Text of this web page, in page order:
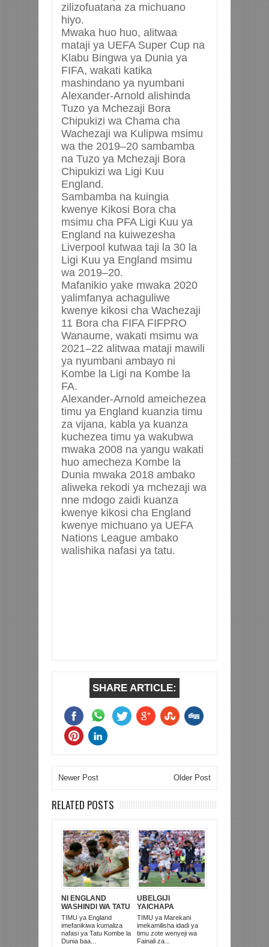
zilizofuatana za michuano
hiyo.
Mwaka huo huo, alitwaa
mataji ya UEFA Super Cup na
Klabu Bingwa ya Dunia ya
FIFA, wakati katika
mashindano ya nyumbani
Alexander-Arnold alishinda
Tuzo ya Mchezaji Bora
Chipukizi wa Chama cha
Wachezaji wa Kulipwa msimu
wa the 2019–20 sambamba
na Tuzo ya Mchezaji Bora
Chipukizi wa Ligi Kuu
England.
Sambamba na kuingia
kwenye Kikosi Bora cha
msimu cha PFA Ligi Kuu ya
England na kuiwezesha
Liverpool kutwaa taji la 30 la
Ligi Kuu ya England msimu
wa 2019–20.
Mafanikio yake mwaka 2020
yalimfanya achaguliwe
kwenye kikosi cha Wachezaji
11 Bora cha FIFA FIFPRO
Wanaume, wakati msimu wa
2021–22 alitwaa mataji mawili
ya nyumbani ambayo ni
Kombe la Ligi na Kombe la
FA.
Alexander-Arnold ameichezea
timu ya England kuanzia timu
za vijana, kabla ya kuanza
kuchezea timu ya wakubwa
mwaka 2008 na yangu wakati
huo amecheza Kombe la
Dunia mwaka 2018 ambako
aliweka rekodi ya mchezaji wa
nne mdogo zaidi kuanza
kwenye kikosi cha England
kwenye michuano ya UEFA
Nations League ambako
walishika nafasi ya tatu.
SHARE ARTICLE:
Newer Post Older Post
RELATED POSTS
NI ENGLAND
WASHINDI WA TATU
KOMBE LA DUNIA
2026
TIMU ya England
imefanikiwa kumaliza
nafasi ya Tatu Kombe la
Dunia baa...
UBELGIJI
YAICHAPA
MAREKANI 4-1 NA
KUITUPA NJE
KOMBE LA DUNIA
TIMU ya Marekani
imekamilisha idadi ya
timu zote wenyeji wa
Fainali za...